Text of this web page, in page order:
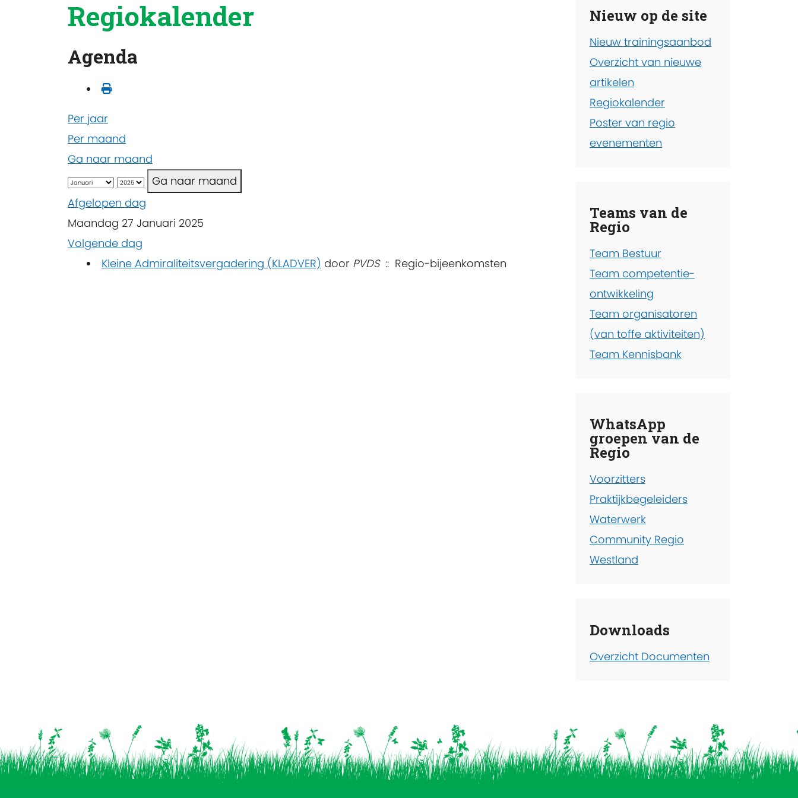
Regiokalender
Agenda
Per jaar
Per maand
Ga naar maand
Ga naar maand
Afgelopen dag
Maandag 27 Januari 2025
Volgende dag
Kleine Admiraliteitsvergadering (KLADVER) door PVDS:: Regio-bijeenkomsten
Nieuw op de site
Nieuw trainingsaanbod
Overzicht van nieuwe
artikelen
Regiokalender
Poster van regio
evenementen
Teams van de
Regio
Team Bestuur
Team competentie-
ontwikkeling
Team organisatoren
(van toffe aktiviteiten)
Team Kennisbank
WhatsApp
groepen van de
Regio
Voorzitters
Praktijkbegeleiders
Waterwerk
Community Regio
Westland
Downloads
Overzicht Documenten